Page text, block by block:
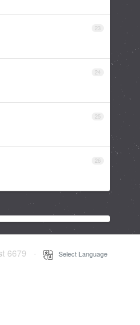
23
24
25
26
6679 Select Language